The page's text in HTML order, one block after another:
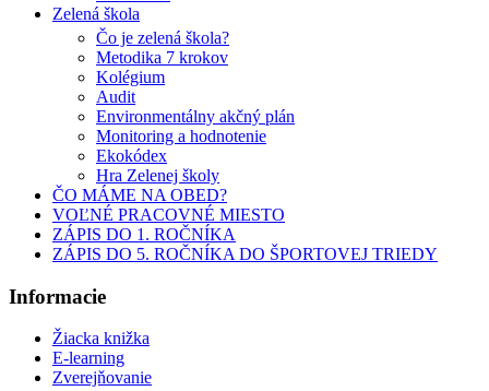
Zelená škola
Čo je zelená škola?
Metodika 7 krokov
Kolégium
Audit
Environmentálny akčný plán
Monitoring a hodnotenie
Ekokódex
Hra Zelenej školy
ČO MÁME NA OBED?
VOĽNÉ PRACOVNÉ MIESTO
ZÁPIS DO 1. ROČNÍKA
ZÁPIS DO 5. ROČNÍKA DO ŠPORTOVEJ TRIEDY
Informacie
Žiacka knižka
E-learning
Zverejňovanie